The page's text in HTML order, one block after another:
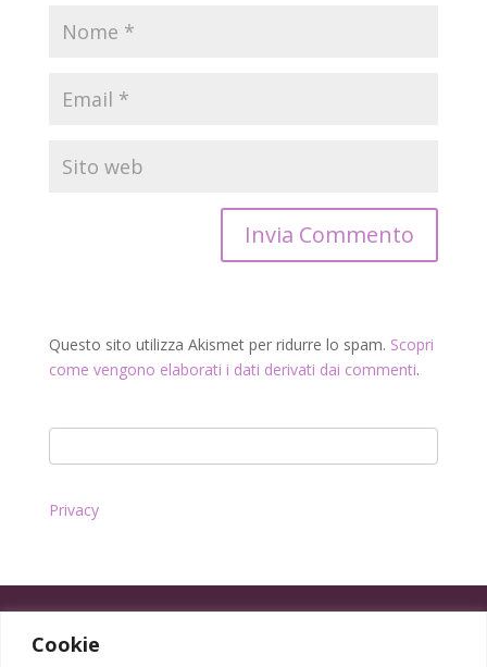
Cookie
Questo sito utilizza Akismet per ridurre lo spam. Scopri
come vengono elaborati i dati derivati dai commenti.
Privacy